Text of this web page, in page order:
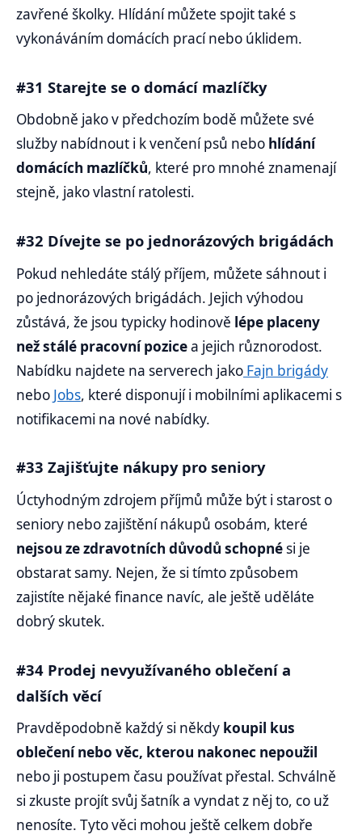
zavřené školky. Hlídání můžete spojit také s
vykonáváním domácích prací nebo úklidem.
#31 Starejte se o domácí mazlíčky
Obdobně jako v předchozím bodě můžete své
služby nabídnout i k venčení psů nebo hlídání
domácích mazlíčků, které pro mnohé znamenají
stejně, jako vlastní ratolesti.
#32 Dívejte se po jednorázových brigádách
Pokud nehledáte stálý příjem, můžete sáhnout i
po jednorázových brigádách. Jejich výhodou
zůstává, že jsou typicky hodinově lépe placeny
než stálé pracovní pozicea jejich různorodost.
Nabídku najdete na serverech jako Fajn brigády
nebo Jobs, které disponují i mobilními aplikacemi s
notifikacemi na nové nabídky.
#33 Zajišťujte nákupy pro seniory
Úctyhodným zdrojem příjmů může být i starost o
seniory nebo zajištění nákupů osobám, které
nejsou ze zdravotních důvodů schopnési je
obstarat samy. Nejen, že si tímto způsobem
zajistíte nějaké finance navíc, ale ještě uděláte
dobrý skutek.
#34 Prodej nevyužívaného oblečení a
dalších věcí
Pravděpodobně každý si někdy koupil kus
oblečení nebo věc, kterou nakonec nepoužil
nebo ji postupem času používat přestal. Schválně
si zkuste projít svůj šatník a vyndat z něj to, co už
nenosíte. Tyto věci mohou ještě celkem dobře